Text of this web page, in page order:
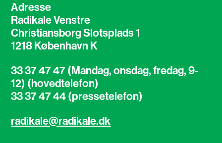
Adresse
Radikale Venstre
Christiansborg Slotsplads 1
1218 København K
33 37 47 47 (Mandag, onsdag, fredag, 9-
12) (hovedtelefon)
33 37 47 44 (pressetelefon)
radikale@radikale.dk